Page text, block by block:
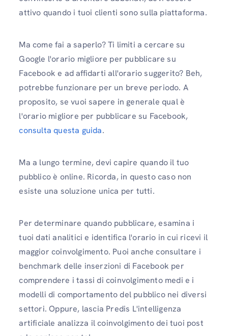
attivo quando i tuoi clienti sono sulla piattaforma.
Ma come fai a saperlo? Ti limiti a cercare su
Google l'orario migliore per pubblicare su
Facebook e ad affidarti all'orario suggerito? Beh,
potrebbe funzionare per un breve periodo. A
proposito, se vuoi sapere in generale qual è
l'orario migliore per pubblicare su Facebook,
consulta questa guida.
Ma a lungo termine, devi capire quando il tuo
pubblico è online. Ricorda, in questo caso non
esiste una soluzione unica per tutti.
Per determinare quando pubblicare, esamina i
tuoi dati analitici e identifica l'orario in cui ricevi il
maggior coinvolgimento. Puoi anche consultare i
benchmark delle inserzioni di Facebook per
comprendere i tassi di coinvolgimento medi e i
modelli di comportamento del pubblico nei diversi
settori. Oppure, lascia Predis L'intelligenza
artificiale analizza il coinvolgimento dei tuoi post